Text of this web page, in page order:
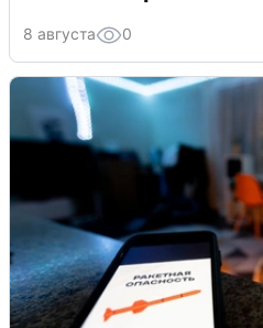
8 августа 0